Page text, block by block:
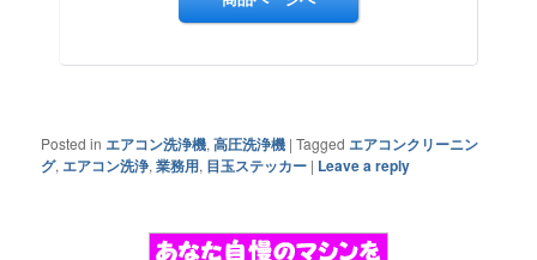
Posted in エアコン洗浄機,高圧洗浄機 |Tagged エアコンクリーニン
グ, エアコン洗浄,業務用, 目玉ステッカー | Leave a reply